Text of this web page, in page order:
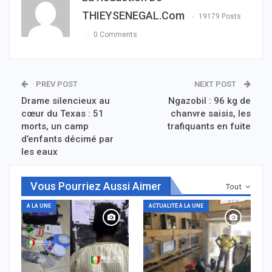
THIEYSENEGAL.com
19179 Posts
0 Comments
PREV POST
Drame silencieux au
cœur du Texas : 51
morts, un camp
d’enfants décimé par
les eaux
NEXT POST
Ngazobil : 96 kg de
chanvre saisis, les
trafiquants en fuite
Tout
Vous Pourriez Aussi Aimer
A LA UNE ACTUALITÉ À LA UNE